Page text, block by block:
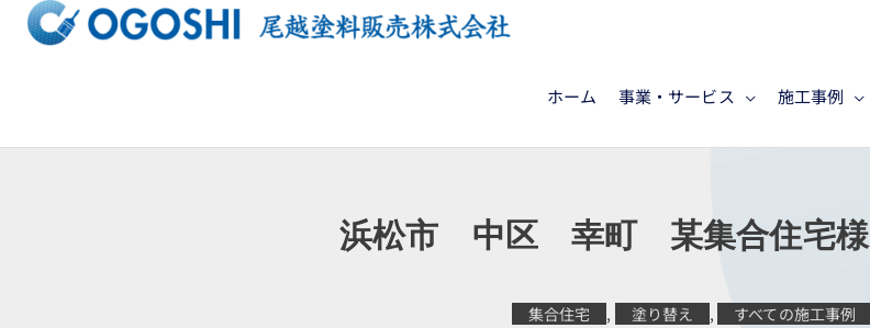
ッ
ホーム 事業・サービス 施工事例
浜松市 中区 幸町 某集合住宅様
集合住宅 , 塗り替え , すべての施工事例